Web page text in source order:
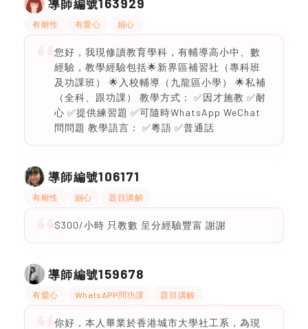
導師編號
有耐性 有愛心 細心
您好，我現修讀教育學科，有輔導高小中、數
經驗，教學經驗包括🌟新界區補習社（專科班
及功課班） 🌟入校輔導（九龍區小學） 🌟私補
（全科、跟功課） 教學方式： ✅因才施教 ✅耐
心 ✅提供練習題 ✅可隨時WhatsApp WeChat
問問題 教學語言： ✅粵語 ✅普通話
導師編號106171
有耐性 細心 題目講解
$300/小時 只教數 呈分經驗豐富 謝謝
導師編號159678
有愛心 WhatsAPP問功課 題目講解
你好，本人畢業於香港城市大學社工系，為現